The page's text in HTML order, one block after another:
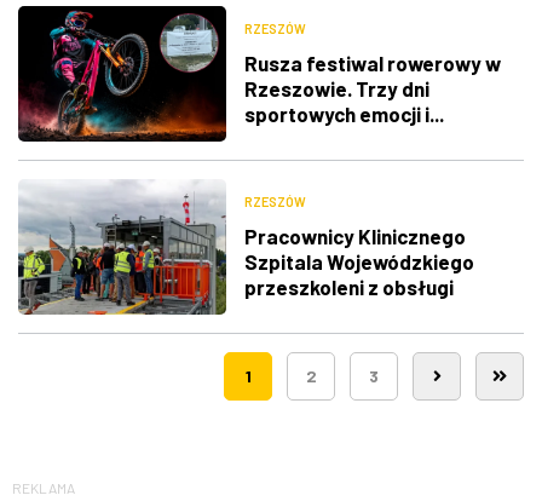
RZESZÓW
Rusza festiwal rowerowy w
Rzeszowie. Trzy dni
sportowych emocji i...
RZESZÓW
Pracownicy Klinicznego
Szpitala Wojewódzkiego
przeszkoleni z obsługi
śmigłowców LPR
1 2 3
REKLAMA